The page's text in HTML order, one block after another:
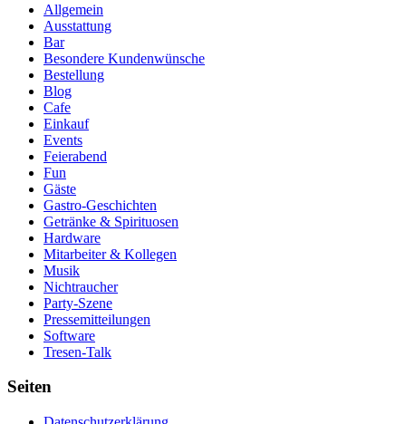
Allgemein
Ausstattung
Bar
Besondere Kundenwünsche
Bestellung
Blog
Cafe
Einkauf
Events
Feierabend
Fun
Gäste
Gastro-Geschichten
Getränke & Spirituosen
Hardware
Mitarbeiter & Kollegen
Musik
Nichtraucher
Party-Szene
Pressemitteilungen
Software
Tresen-Talk
Seiten